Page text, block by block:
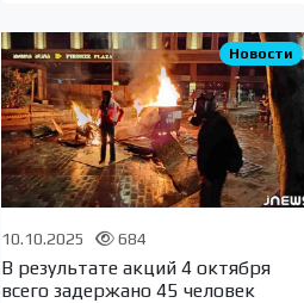
Новости
10.10.2025 684
В результате акций 4 октября
всего задержано 45 человек